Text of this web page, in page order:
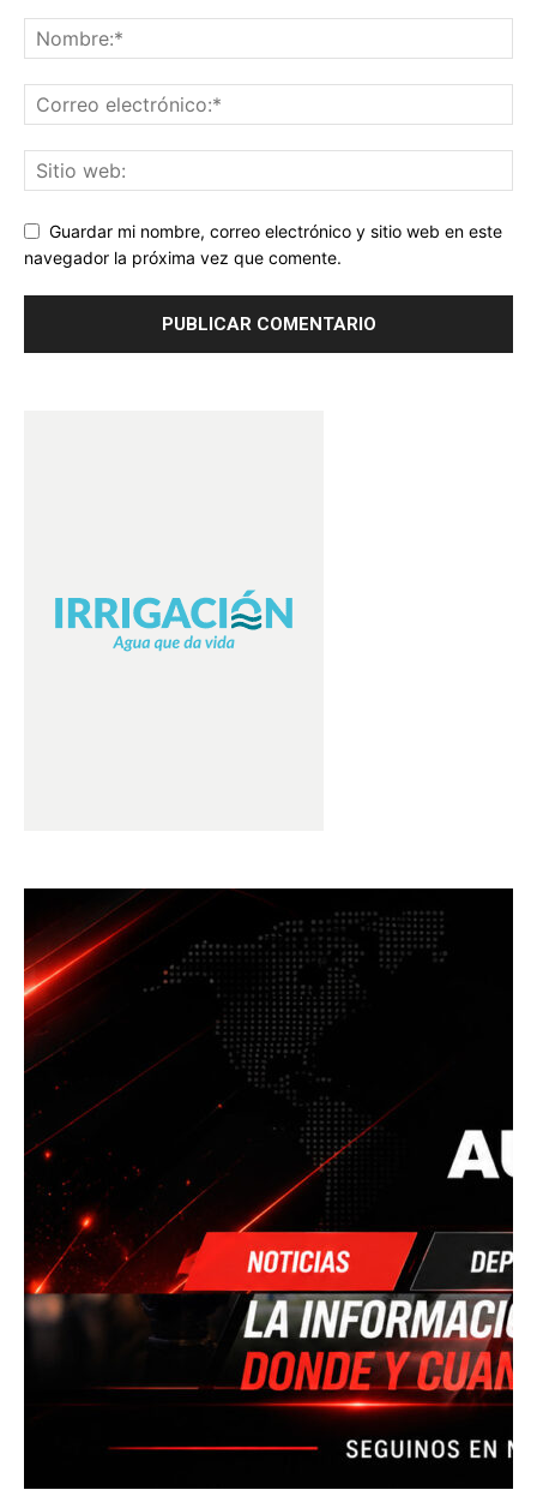
Guardar mi nombre, correo electrónico y sitio web en este
navegador la próxima vez que comente.